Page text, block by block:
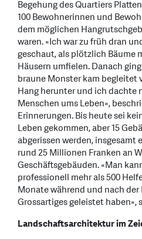
Begehung des Quartiers
100 Bewohnerinnen und
dem möglichen
waren. «Ich war zu früh dran
geschaut, als plötzlich Bäume
Häusern umfielen. Danach
braune Monster kam begleitet
Hang herunter und ich dachte
Menschen ums Leben»,
Erinnerungen. Bis heute sei
Leben gekommen, aber 15
abgerissen werden, insgesamt
rund 25 Millionen Franken an
Geschäftsgebäuden. «Man
professionell mehr als 500
Monate während und nach
Grossartiges geleistet haben»,
Landschaftsarchitektur im